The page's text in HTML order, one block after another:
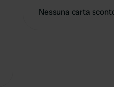
Nessuna carta